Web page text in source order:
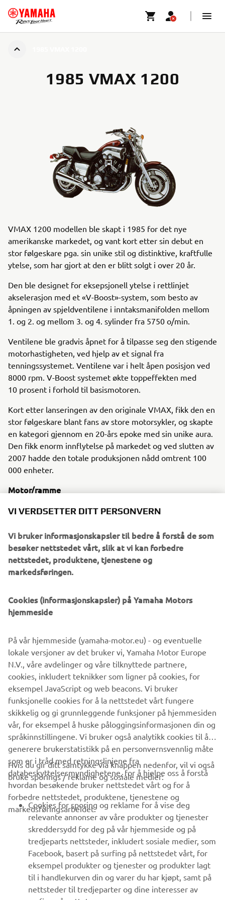
1985 VMAX 1200
VMAX 1200 modellen ble skapt i 1985 for det nye
amerikanske markedet, og vant kort etter sin debut en
stor følgeskare pga. sin unike stil og distinktive, kraftfulle
ytelse, som har gjort at den er blitt solgt i over 20 år.
Den ble designet for eksepsjonell ytelse i rettlinjet
akselerasjon med et «V-Boost»-system, som besto av
åpningen av spjeldventilene i inntaksmanifolden mellom
1. og 2. og mellom 3. og 4. sylinder fra 5750 o/min.
Ventilene ble gradvis åpnet for å tilpasse seg den stigende
motorhastigheten, ved hjelp av et signal fra
tenningssystemet. Ventilene var i helt åpen posisjon ved
8000 rpm. V-Boost systemet økte toppeffekten med
10 prosent i forhold til basismotoren.
Kort etter lanseringen av den originale VMAX, fikk den en
stor følgeskare blant fans av store motorsykler, og skapte
en kategori gjennom en 20-års epoke med sin unike aura.
Den fikk enorm innflytelse på markedet og ved slutten av
2007 hadde den totale produksjonen nådd omtrent 100
000 enheter.
Motor/ramme
motor og en støpt aluminiumsramme.
1987 BW’S ORIGINAL
Informasjonen og/eller bildene på disse nettsidene kan
aldri brukes til kommersielle eller ikke-kommersielle
formål uten eksplisitt skriftlig samtykke fra Yamaha Motor
Europe N.V. og/eller Yamaha Motor Co., Ltd.
Kjør alltid på en trygg måte, og følg lokale lover og regler.
VIRKSOMHET
B2B
UTFORSK YAMAHA
FAQ & SUPPORT
NYHETSBREV
VI VERDSETTER DITT PERSONVERN
Vi bruker informasjonskapsler til bedre å forstå de som
besøker nettstedet vårt, slik at vi kan forbedre
nettstedet, produktene, tjenestene og
markedsføringen.
Cookies (informasjonskapsler) på Yamaha Motors
hjemmeside
På vår hjemmeside (yamaha-motor.eu) - og eventuelle
lokale versjoner av det bruker vi, Yamaha Motor Europe
N.V., våre avdelinger og våre tilknyttede partnere,
cookies, inkludert teknikker som ligner på cookies, for
eksempel JavaScript og web beacons. Vi bruker
funksjonelle cookies for å la nettstedet vårt fungere
skikkelig og gi grunnleggende funksjoner på hjemmesiden
vår, for eksempel å huske påloggingsinformasjonen din og
språkinnstillingene. Vi bruker også analytikk cookies til å
generere brukerstatistikk på en personvernsvennlig måte
som er i tråd med retningslinjene fra
databeskyttelsesmyndighetene, for å hjelpe oss å forstå
hvordan besøkende bruker nettstedet vårt og for å
forbedre nettstedet, produktene, tjenestene og
markedsføringsarbeidet.
Hvis du gir ditt samtykke via knappen nedenfor, vil vi også
bruke sporings / reklame og sosiale medier:
Cookies for sporing og reklame for å vise deg
relevante annonser av våre produkter og tjenester
skreddersydd for deg på vår hjemmeside og på
tredjeparts nettsteder, inkludert sosiale medier, som
Facebook, basert på surfing på nettstedet vårt, for
eksempel produkter og tjenester og produkter lagt
til i handlekurven din og varer du har kjøpt, samt på
nettsteder til tredjeparter og dine interesser av